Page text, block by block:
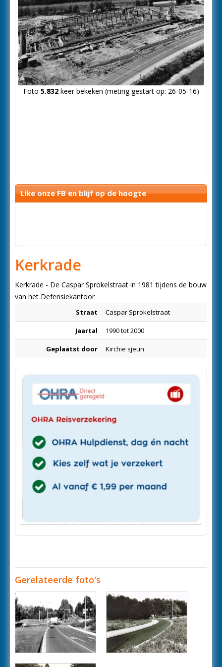
Foto 5.832keer bekeken (meting gestart op: 26-05-16)
Like onze FB en blijf op de hoogte
Kerkrade
Kerkrade - De Caspar Sprokelstraat in 1981 tijdens de bouw
van het Defensiekantoor
Straat Caspar Sprokelstraat
Jaartal 1990 tot 2000
Geplaatst door Kirchie sjeun
Gerelateerde foto's